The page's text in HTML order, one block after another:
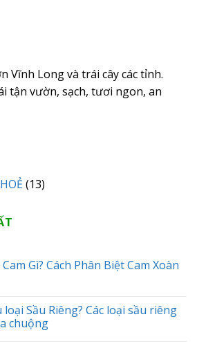
Vĩnh Long và trái cây các tỉnh.
tận vườn, sạch, tươi ngon, an
(13)
Gì? Cách Phân Biệt Cam Xoàn
Sầu Riêng? Các loại sầu riêng
chuộng